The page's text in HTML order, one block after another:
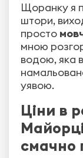
Щоранку я
штори,
просто
мною
водою, яка
уявою.
Ціни в
смачно